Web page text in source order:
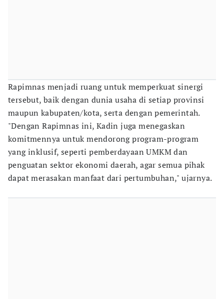
Rapimnas menjadi ruang untuk memperkuat sinergi
tersebut, baik dengan dunia usaha di setiap provinsi
maupun kabupaten/kota, serta dengan pemerintah.
"Dengan Rapimnas ini, Kadin juga menegaskan
komitmennya untuk mendorong program-program
yang inklusif, seperti pemberdayaan UMKM dan
penguatan sektor ekonomi daerah, agar semua pihak
dapat merasakan manfaat dari pertumbuhan," ujarnya.